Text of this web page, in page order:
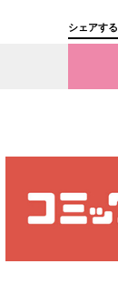
シェアする